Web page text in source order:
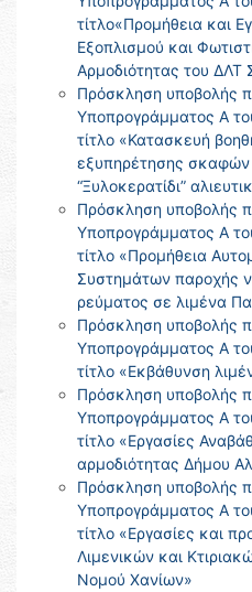
τίτλο«Προμήθεια και
Εξοπλισμού και
Αρμοδιότητας του ΔΛΤ
Πρόσκληση υποβολής
Υποπρογράμματος Α
τίτλο «Κατασκευή
εξυπηρέτησης σκαφών
“Ξυλοκερατίδι”
Πρόσκληση υποβολής
Υποπρογράμματος Α
τίτλο «Προμήθεια
Συστημάτων παροχής
ρεύματος σε λιμένα
Πρόσκληση υποβολής
Υποπρογράμματος Α
τίτλο «Εκβάθυνση
Πρόσκληση υποβολής
Υποπρογράμματος Α
τίτλο «Εργασίες
αρμοδιότητας Δήμου
Πρόσκληση υποβολής
Υποπρογράμματος Α
τίτλο «Εργασίες και
Λιμενικών και
Νομού Χανίων»